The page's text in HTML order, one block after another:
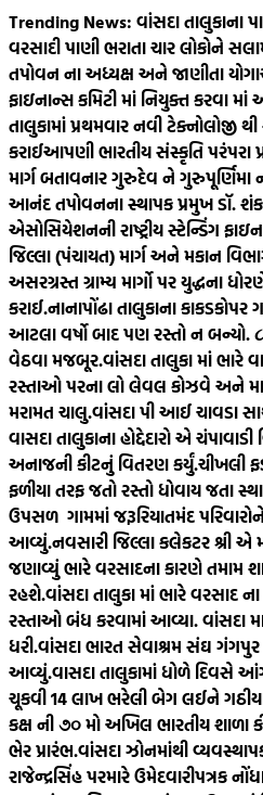
Skip
to
content
Trending News: વાંસદા તાલુકાના
વરસાદી પાણી ભરાતા ચાર લોકોને
તપોવન ના અધ્યક્ષ અને જાણીતા
ફાઇનાન્સ કમિટી માં નિયુક્ત કરવા માં
તાલુકામાં પ્રથમવાર નવી ટેક્નોલોજી
કરાઈઆપણી ભારતીય સંસ્કૃતિ પરંપરા
માર્ગ બતાવનાર ગુરુદેવ ને ગુરુપૂર્ણિમા
આનંદ તપોવનના સ્થાપક પ્રમુખ ડૉ.
એસોસિયેશનની રાષ્ટ્રીય સ્ટેન્ડિંગ
જિલ્લા (પંચાયત) માર્ગ અને મકાન
અસરગ્રસ્ત ગ્રામ્ય માર્ગો પર યુદ્ધના
કરાઈ.નાનાપોંઢા તાલુકાના કાકડકોપર
આટલા વર્ષો બાદ પણ રસ્તો ન બન્યો.
વેઠવા મજબૂર.વાંસદા તાલુકા માં ભારે
રસ્તાઓ પરના લો લેવલ કોઝવે અને
મરામત ચાલુ.વાંસદા પી આઈ ચાવડા
વાસદા તાલુકાના હોદ્દેદારો એ
અનાજની કીટનું વિતરણ કર્યું.ચીખલી
ફળીયા તરફ જતો રસ્તો ધોવાય જતા
ઉપસળ ગામમાં જરૂરિયાતમંદ
આવ્યું.નવસારી જિલ્લા કલેકટર શ્રી એ
જણાવ્યું ભારે વરસાદના કારણે
રહશે.વાંસદા તાલુકા માં ભારે વરસાદ
રસ્તાઓ બંધ કરવામાં આવ્યા. વાંસદા
ધરી.વાંસદા ભારત સેવાશ્રમ સંઘ ગંગપુર
આવ્યું.વાસદા તાલુકામાં ધોળે દિવસે
ચૂકવી 14 લાખ ભરેલી બેગ લઈને
કક્ષ ની ૭૦ મો અખિલ ભારતીય શાળા
ભેર પ્રારંભ.વાંસદા ઝોનમાંથી
રાજેન્દ્રસિંહ પરમારે ઉમેદવારીપત્રક